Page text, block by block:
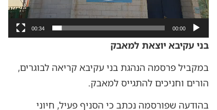
00:00
00:34
בני עקיבא יוצאת למאבק
במקביל פרסמה הנהגת בני עקיבא קריאה לבוגרים,
הורים וחניכים להתגייס למאבק.
בהודעה שפורסמה נכתב כי הסניף פעיל, חיוני